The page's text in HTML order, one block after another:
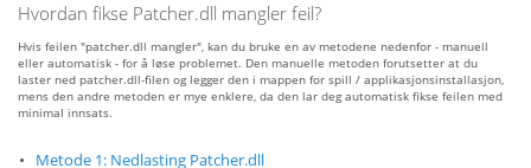
Hvordan fikse Patcher.dll mangler feil?
Hvis feilen "patcher.dll mangler", kan du bruke en av metodene nedenfor - manuell
eller automatisk - for å løse problemet. Den manuelle metoden forutsetter at du
laster ned patcher.dll-filen og legger den i mappen for spill / applikasjonsinstallasjon,
mens den andre metoden er mye enklere, da den lar deg automatisk fikse feilen med
minimal innsats.
Metode 1: Nedlasting Patcher.dll